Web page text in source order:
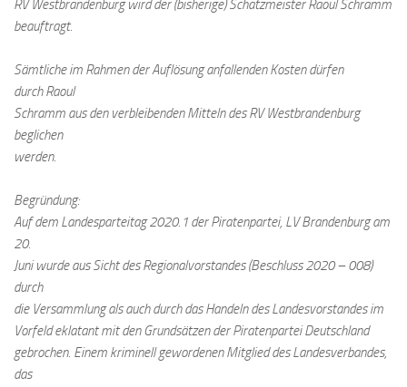
RV Westbrandenburg wird der (bisherige) Schatzmeister Raoul Schramm
beauftragt.
Sämtliche im Rahmen der Auflösung anfallenden Kosten dürfen
durch Raoul
Schramm aus den verbleibenden Mitteln des RV Westbrandenburg
beglichen
werden.
Begründung:
Auf dem Landesparteitag 2020.1 der Piratenpartei, LV Brandenburg am
20.
Juni wurde aus Sicht des Regionalvorstandes (Beschluss 2020 – 008)
durch
die Versammlung als auch durch das Handeln des Landesvorstandes im
Vorfeld eklatant mit den Grundsätzen der Piratenpartei Deutschland
gebrochen. Einem kriminell gewordenen Mitglied des Landesverbandes,
das